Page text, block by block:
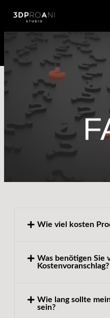
Wie viel kosten
Was benötigen Sie
Kostenvoranschlag?
Wie lang sollte
sein?